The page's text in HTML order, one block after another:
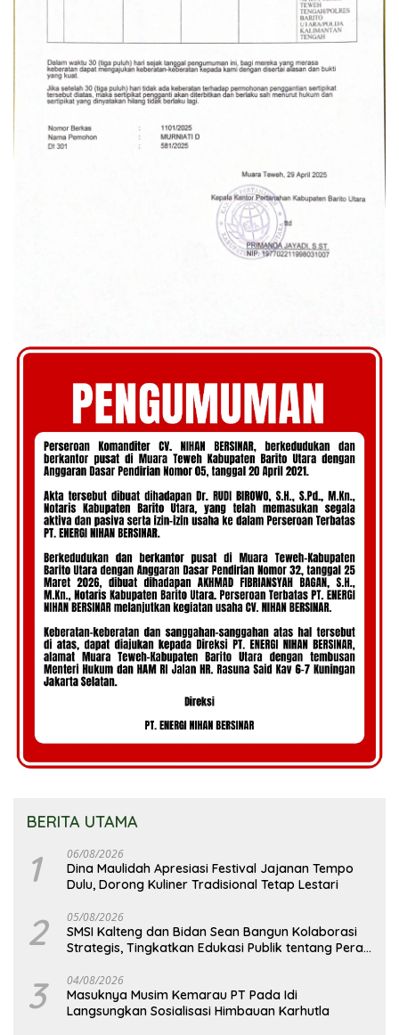
BERITA UTAMA
1 06/08/2026
Dina Maulidah Apresiasi Festival Jajanan Tempo
Dulu, Dorong Kuliner Tradisional Tetap Lestari
2 05/08/2026
SMSI Kalteng dan Bidan Sean Bangun Kolaborasi
Strategis, Tingkatkan Edukasi Publik tentang Peran
3 04/08/2026
Masuknya Musim Kemarau PT Pada Idi
Langsungkan Sosialisasi Himbauan Karhutla